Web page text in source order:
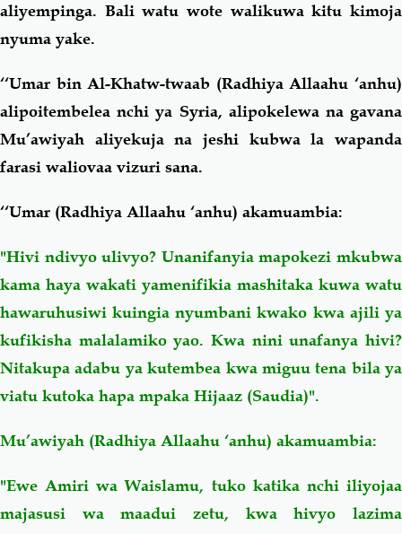
aliyempinga. Bali watu wote walikuwa kitu kimoja
nyuma yake.
‘‘Umar bin Al-Khatw-twaab (Radhiya Allaahu ‘anhu)
alipoitembelea nchi ya Syria, alipokelewa na gavana
Mu’awiyah aliyekuja na jeshi kubwa la wapanda
farasi waliovaa vizuri sana.
‘‘Umar (Radhiya Allaahu ‘anhu) akamuambia:
"Hivi ndivyo ulivyo? Unanifanyia mapokezi mkubwa
kama haya wakati yamenifikia mashitaka kuwa watu
hawaruhusiwi kuingia nyumbani kwako kwa ajili ya
kufikisha malalamiko yao. Kwa nini unafanya hivi?
Nitakupa adabu ya kutembea kwa miguu tena bila ya
viatu kutoka hapa mpaka Hijaaz (Saudia)".
Mu’awiyah (Radhiya Allaahu ‘anhu) akamuambia:
"Ewe Amiri wa Waislamu, tuko katika nchi iliyojaa
majasusi wa maadui zetu, kwa hivyo lazima